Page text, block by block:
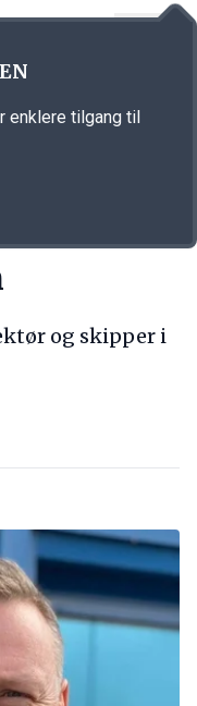
og skipper i
enklere tilgang til